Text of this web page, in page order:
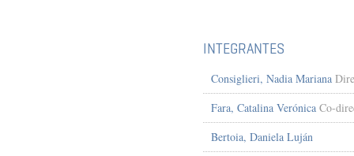
INTEGRANTES
Consiglieri, Nadia Mariana
Fara, Catalina Verónica Co-
Bertoia, Daniela Luján